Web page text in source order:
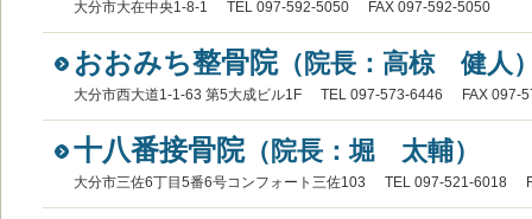
大分市大在中央1-8-1 TEL 097-592-5050 FAX 097-592-5050
おおみち整骨院（院長：高椋 健人
大分市西大道1-1-63 第5大成ビル1F TEL 097-573-6446 FAX 097-
十八番接骨院（院長：堀 太輔）
大分市三佐6丁目5番6号コンフォート三佐103 TEL 097-521-6018